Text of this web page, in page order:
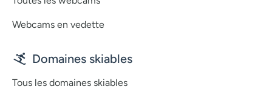
Webcams en vedette
Domaines skiables
Tous les domaines skiables